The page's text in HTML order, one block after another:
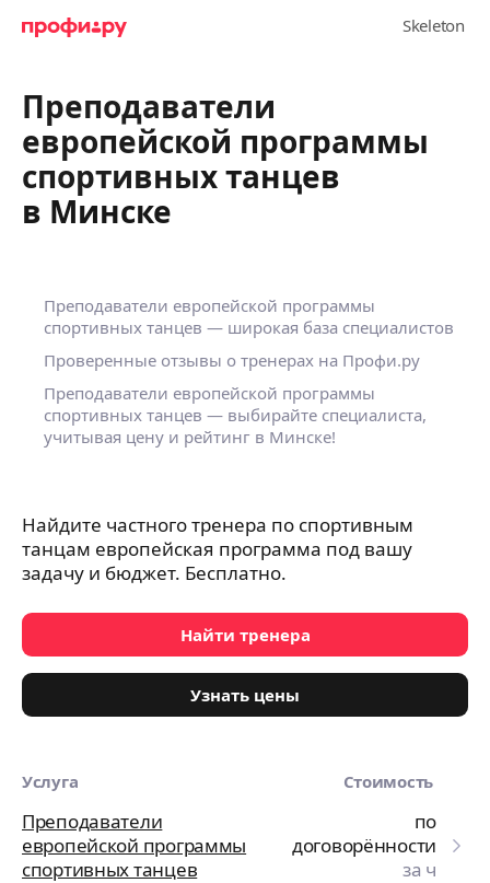
Преподаватели
европейской программы
спортивных танцев
в Минске
Преподаватели европейской программы
спортивных танцев — широкая база специалистов
Проверенные отзывы о тренерах на Профи.ру
Преподаватели европейской программы
спортивных танцев — выбирайте специалиста,
учитывая цену и рейтинг в Минске!
Найдите частного тренера по спортивным
танцам европейская программа под вашу
задачу и бюджет. Бесплатно.
Найти тренера
Узнать цены
Услуга Стоимость
Преподаватели
европейской программы
спортивных танцев
по
договорённости
за ч